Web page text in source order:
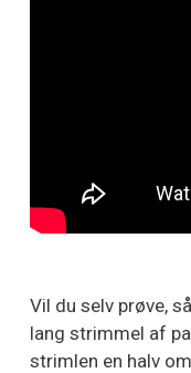
Vil du selv prøve,
lang strimmel af
strimlen en halv